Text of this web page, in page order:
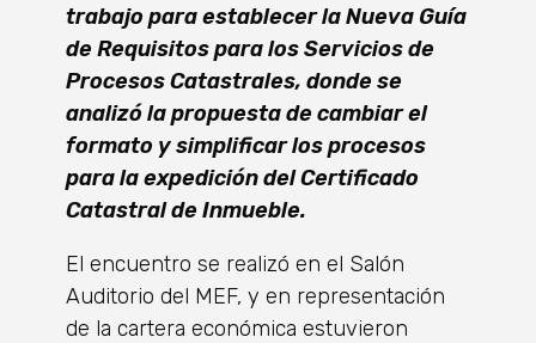
trabajo para establecer la Nueva Guía
de Requisitos para los Servicios de
Procesos Catastrales, donde se
analizó la propuesta de cambiar el
formato y simplificar los procesos
para la expedición del Certificado
Catastral de Inmueble.
El encuentro se realizó en el Salón
Auditorio del MEF, y en representación
de la cartera económica estuvieron